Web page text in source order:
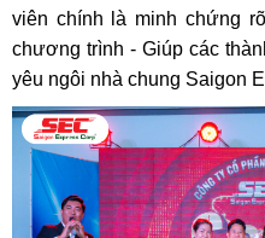
viên chính là minh chứng
chương trình - Giúp các
yêu ngôi nhà chung Saigon